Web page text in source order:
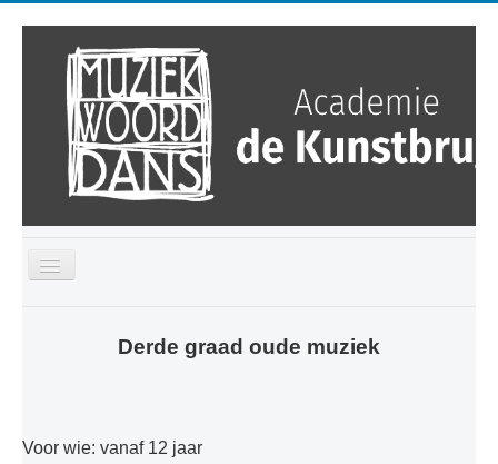
Toggle
Opleidingen
Derde graad oude muziek
Voor wie: vanaf 12 jaar